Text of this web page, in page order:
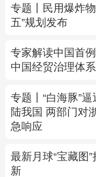
专题丨
民用爆炸
五”规划发布
专家解读中国首
中国经贸治理体
专题丨 “白海豚”
陆我国 两部门对
急响应
最新月球“宝藏图”
新